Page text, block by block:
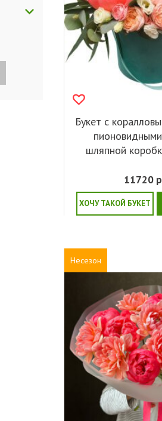
Букет с
шляпной
11720
ХОЧУ ТАКОЙ БУКЕТ
Несезон